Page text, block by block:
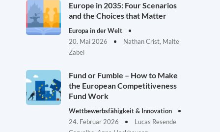
Europe in 2035: Four Scenarios
and the Choices that Matter
Europa in der Welt
20. Mai 2026
Nathan Crist, Malte
Zabel
Fund or Fumble – How to Make
the European Competitiveness
Fund Work
Wettbewerbsfähigkeit & Innovation
24. Februar 2026
Lucas Resende